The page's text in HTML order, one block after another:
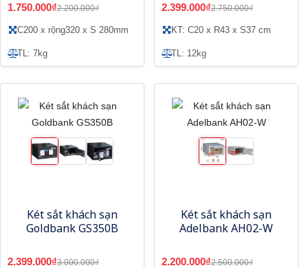
1.750.000₫2.200.000₫
C200 x rộng320 x S 280mm
TL: 7kg
2.399.000₫2.750.000₫
KT: C20 x R43 x S37 cm
TL: 12kg
Két sắt khách sạn
Goldbank GS350B
2.399.000₫3.000.000₫
Két sắt khách sạn
Adelbank AH02-W
2.200.000₫2.500.000₫